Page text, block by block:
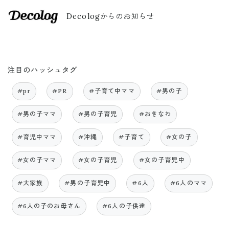
Decologからのお知らせ
注目のハッシュタグ
#pr #PR #子育て中ママ #男の子
#男の子ママ #男の子育児 #おきなわ
#育児中ママ #沖縄 #子育て #女の子
#女の子ママ #女の子育児 #女の子育児中
#大家族 #男の子育児中 #6人 #6人のママ
#6人の子のお母さん #6人の子供達